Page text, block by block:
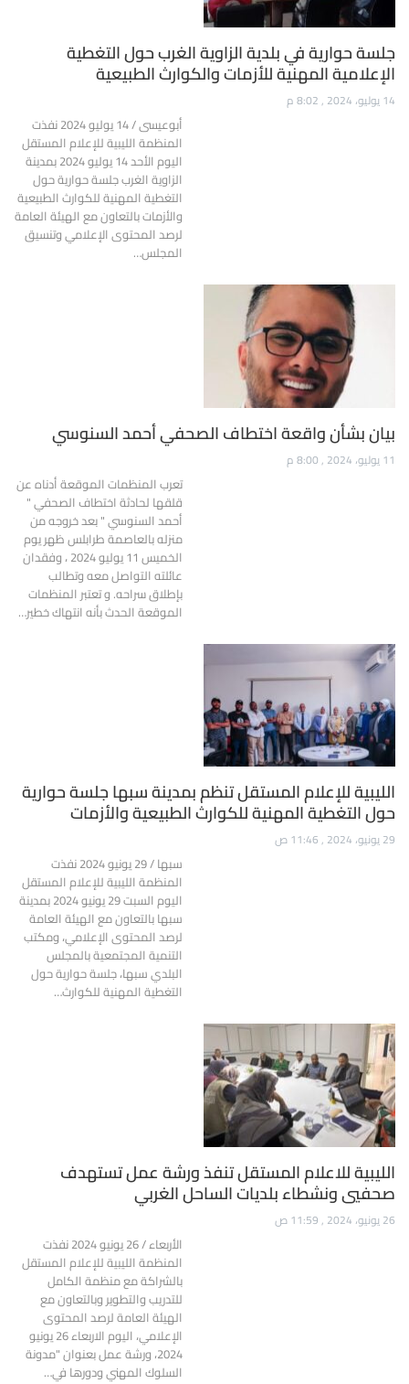
جلسة حوارية في بلدية الزاوية الغرب حول التغطية
الإعلامية المهنية للأزمات والكوارث الطبيعية
14 يوليو، 2024 , 8:02 م
أبوعيسى / 14 يوليو 2024 نفذت
المنظمة الليبية للإعلام المستقل
اليوم الأحد 14 يوليو 2024 بمدينة
الزاوية الغرب جلسة حوارية حول
التغطية المهنية للكوارث الطبيعية
والأزمات بالتعاون مع الهيئة العامة
لرصد المحتوى الإعلامي وتنسيق
المجلس…
بيان بشأن واقعة اختطاف الصحفي أحمد السنوسي
11 يوليو، 2024 , 8:00 م
تعرب المنظمات الموقعة أدناه عن
قلقها لحادثة اختطاف الصحفي "
أحمد السنوسي " بعد خروجه من
منزله بالعاصمة طرابلس ظهر يوم
الخميس 11 يوليو 2024 ، وفقدان
عائلته التواصل معه وتطالب
بإطلاق سراحه. و تعتبر المنظمات
الموقعة الحدث بأنه انتهاك خطير…
الليبية للإعلام المستقل تنظم بمدينة سبها جلسة حوارية
حول التغطية المهنية للكوارث الطبيعية والأزمات
29 يونيو، 2024 , 11:46 ص
سبها / 29 يونيو 2024 نفذت
المنظمة الليبية للإعلام المستقل
اليوم السبت 29 يونيو 2024 بمدينة
سبها بالتعاون مع الهيئة العامة
لرصد المحتوى الإعلامي، ومكتب
التنمية المجتمعية بالمجلس
البلدي سبها، جلسة حوارية حول
التغطية المهنية للكوارث…
الليبية للاعلام المستقل تنفذ ورشة عمل تستهدف
صحفيي ونشطاء بلديات الساحل الغربي
26 يونيو، 2024 , 11:59 ص
الأربعاء / 26 يونيو 2024 نفذت
المنظمة الليبية للإعلام المستقل
بالشراكة مع منظمة الكامل
للتدريب والتطوير وبالتعاون مع
الهيئة العامة لرصد المحتوى
الإعلامي، اليوم الاربعاء 26 يونيو
2024، ورشة عمل بعنوان "مدونة
السلوك المهني ودورها في…